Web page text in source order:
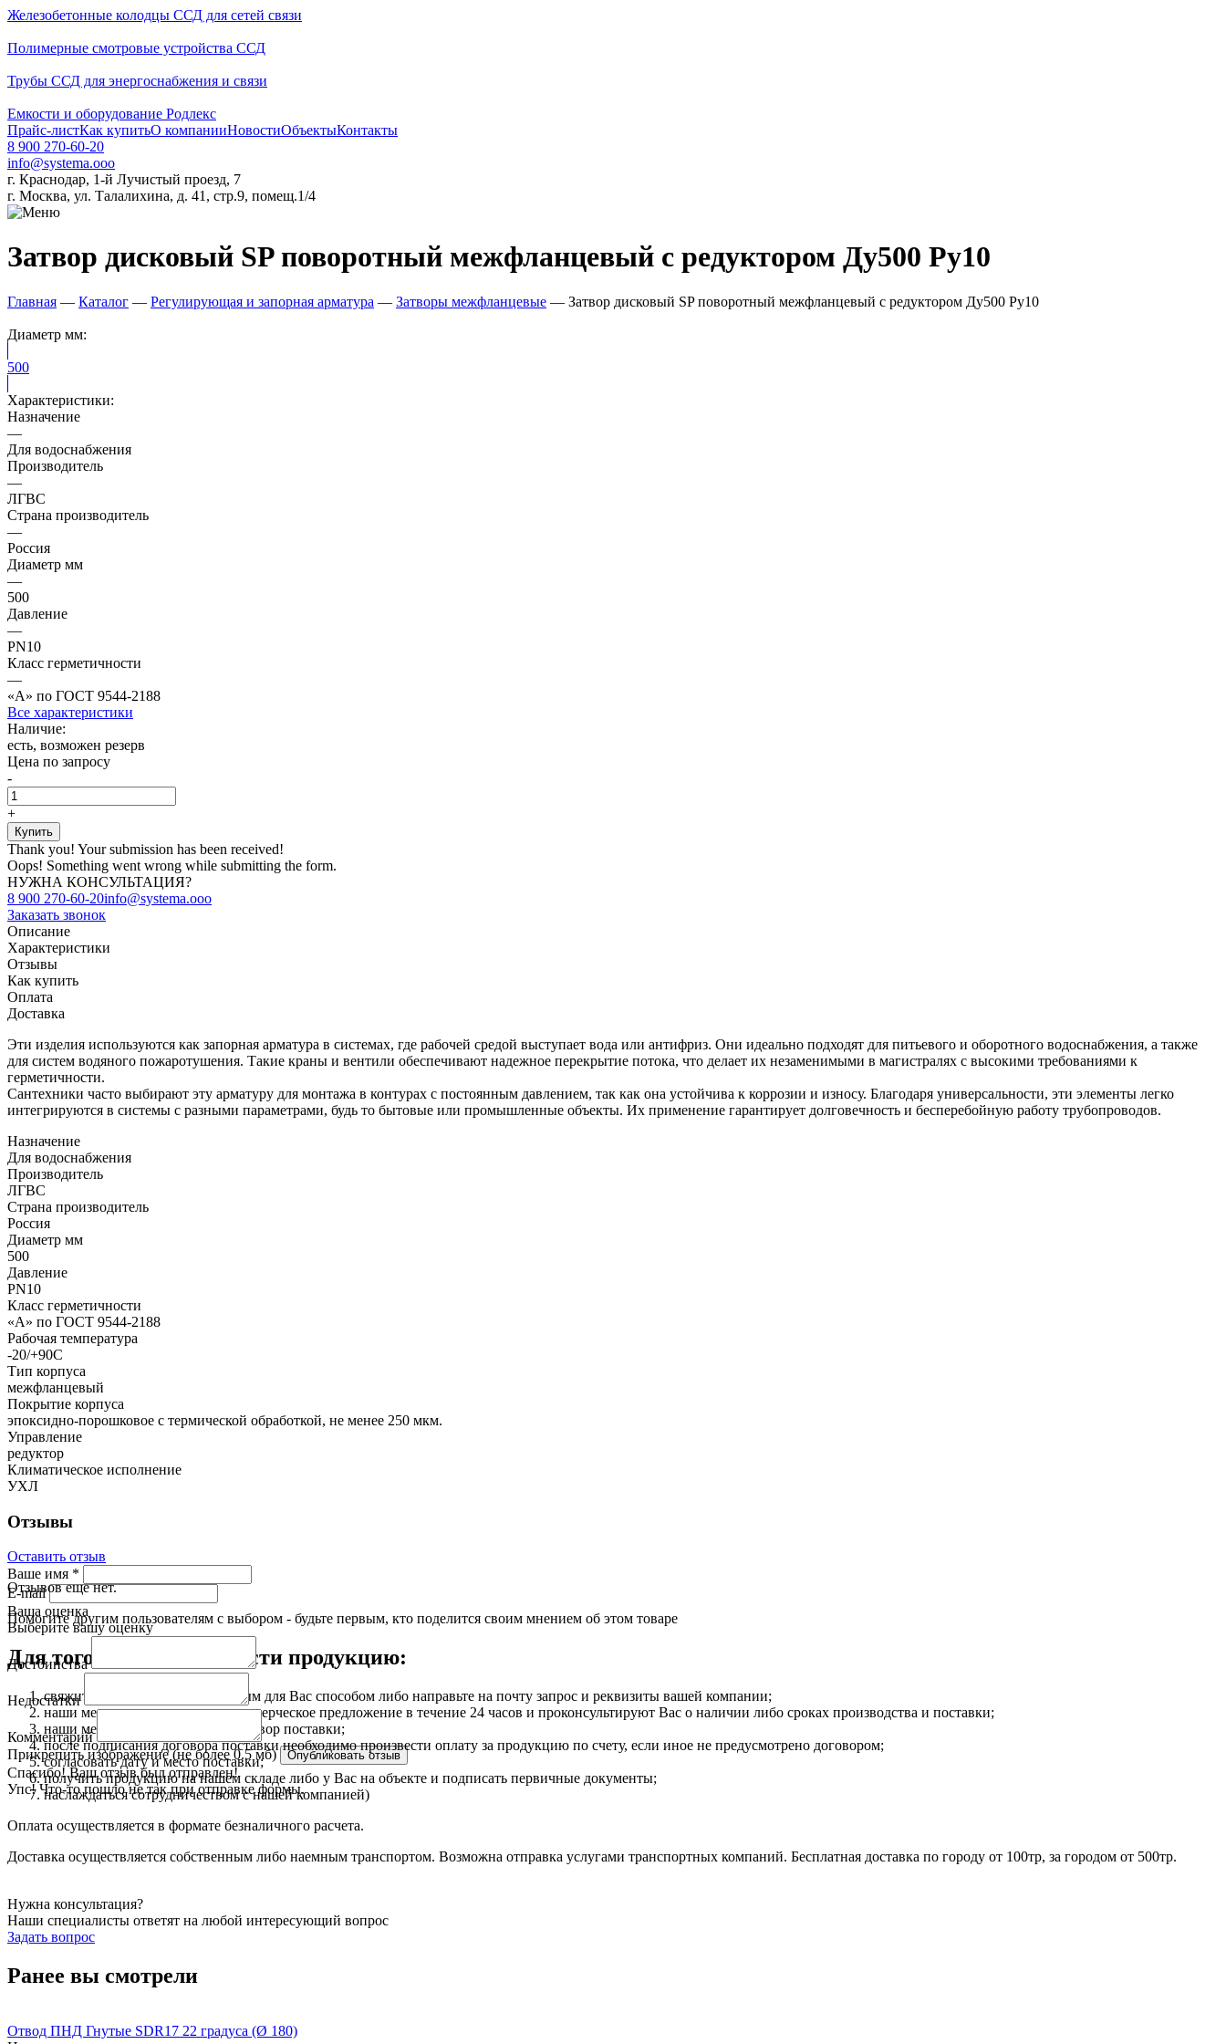
Железобетонные колодцы ССД для сетей связи
Полимерные смотровые устройства ССД
Трубы ССД для энергоснабжения и связи
Емкости и оборудование Родлекс
Прайс-листКак купитьО компанииНовостиОбъектыКонтакты
8 900 270-60-20
info@systema.ooo
г. Краснодар, 1-й Лучистый проезд, 7
г. Москва, ул. Талалихина, д. 41, стр.9, помещ.1/4
Затвор дисковый SP поворотный межфланцевый с редуктором Ду500 Ру10
Главная — Каталог — Регулирующая и запорная арматура — Затворы межфланцевые — Затвор дисковый SP поворотный межфланцевый с редуктором Ду500 Ру10
Диаметр мм:
500
Характеристики:
Назначение
—
Для водоснабжения
Производитель
—
ЛГВС
Страна производитель
—
Россия
Диаметр мм
—
500
Давление
—
PN10
Класс герметичности
—
«А» по ГОСТ 9544-2188
Все характеристики
Наличие:
есть, возможен резерв
Цена по запросу
-
+
Thank you! Your submission has been received!
Oops! Something went wrong while submitting the form.
НУЖНА КОНСУЛЬТАЦИЯ?
8 900 270-60-20info@systema.ooo
Заказать звонок
Описание
Характеристики
Отзывы
Как купить
Оплата
Доставка
Эти изделия используются как запорная арматура в системах, где рабочей средой выступает вода или антифриз. Они идеально подходят для питьевого и оборотного водоснабжения, а также
для систем водяного пожаротушения. Такие краны и вентили обеспечивают надежное перекрытие потока, что делает их незаменимыми в магистралях с высокими требованиями к
герметичности.
Сантехники часто выбирают эту арматуру для монтажа в контурах с постоянным давлением, так как она устойчива к коррозии и износу. Благодаря универсальности, эти элементы легко
интегрируются в системы с разными параметрами, будь то бытовые или промышленные объекты. Их применение гарантирует долговечность и бесперебойную работу трубопроводов.
Назначение
Для водоснабжения
Производитель
ЛГВС
Страна производитель
Россия
Диаметр мм
500
Давление
PN10
Класс герметичности
«А» по ГОСТ 9544-2188
Рабочая температура
-20/+90С
Тип корпуса
межфланцевый
Покрытие корпуса
эпоксидно-порошковое с термической обработкой, не менее 250 мкм.
Управление
редуктор
Климатическое исполнение
УХЛ
Отзывы
Оставить отзыв
Ваше имя *
E-mail
Ваша оценка
Выберите вашу оценку
Достоинства
Недостатки
Комментарий
Прикрепить изображение (не более 0.5 мб)
Спасибо! Ваш отзыв был отправлен!
Упс! Что-то пошло не так при отправке формы.
Отзывов еще нет.
Помогите другим пользователям с выбором - будьте первым, кто поделится своим мнением об этом товаре
Для того чтобы приобрести продукцию:
свяжитесь с нами любым удобным для Вас способом либо направьте на почту запрос и реквизиты вашей компании;
наши менеджеры подготовят коммерческое предложение в течение 24 часов и проконсультируют Вас о наличии либо сроках производства и поставки;
наши менеджеры подготовят договор поставки;
после подписания договора поставки необходимо произвести оплату за продукцию по счету, если иное не предусмотрено договором;
согласовать дату и место поставки;
получить продукцию на нашем складе либо у Вас на объекте и подписать первичные документы;
наслаждаться сотрудничеством с нашей компанией)
Оплата осуществляется в формате безналичного расчета.
Доставка осуществляется собственным либо наемным транспортом. Возможна отправка услугами транспортных компаний. Бесплатная доставка по городу от 100тр, за городом от 500тр.
Нужна консультация?
Наши специалисты ответят на любой интересующий вопрос
Задать вопрос
Ранее вы смотрели
Отвод ПНД Гнутые SDR17 22 градуса (Ø 180)